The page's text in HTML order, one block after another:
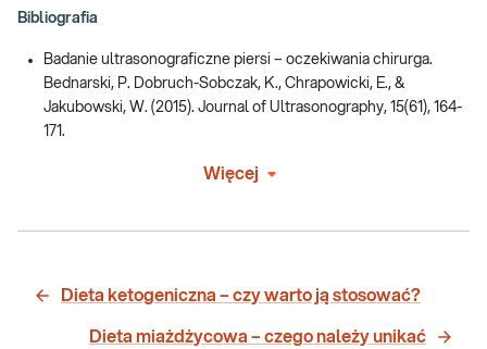
Bibliografia
Badanie ultrasonograficzne piersi – oczekiwania chirurga.
Bednarski, P. Dobruch-Sobczak, K., Chrapowicki, E., &
Jakubowski, W. (2015). Journal of Ultrasonography, 15(61), 164-
171.
Więcej
Dieta ketogeniczna – czy warto ją stosować?
Dieta miażdżycowa – czego należy unikać